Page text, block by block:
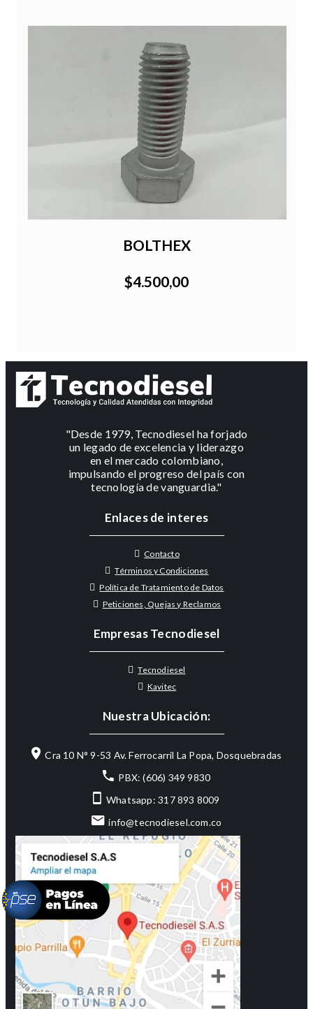
BOLTHEX
$4.500,00
"Desde 1979, Tecnodiesel ha forjado
un legado de excelencia y liderazgo
en el mercado colombiano,
impulsando el progreso del país con
tecnología de vanguardia."
Enlaces de interes
Contacto
Términos y Condiciones
Política de Tratamiento de Datos
Peticiones, Quejas y Reclamos
Empresas Tecnodiesel
Tecnodiesel
Kavitec
Nuestra Ubicación:
Cra 10 N° 9-53 Av. Ferrocarril La Popa, Dosquebradas
PBX: (606) 349 9830
Whatsapp: 317 893 8009
info@tecnodiesel.com.co